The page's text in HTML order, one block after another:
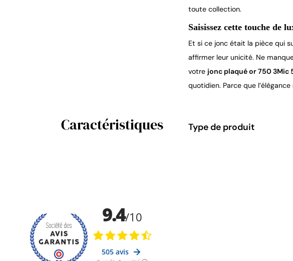
toute collection.
Saisissez cette touche de
Et si ce jonc était la pièce qui
affirmer leur unicité. Ne
votre jonc plaqué or 750 3Mic
quotidien. Parce que
Caractéristiques Type de produit